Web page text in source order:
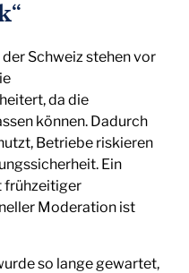
Schweiz stehen vor
da die
können. Dadurch
Betriebe riskieren
Ein
frühzeitiger
Moderation ist
so lange gewartet,